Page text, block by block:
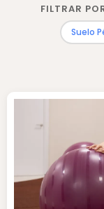
FILTRAR
Suelo